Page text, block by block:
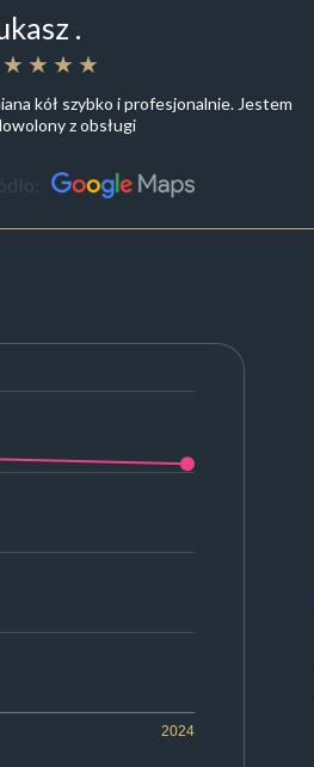
.
kół szybko i profesjonalnie. Jestem
z obsługi
2024